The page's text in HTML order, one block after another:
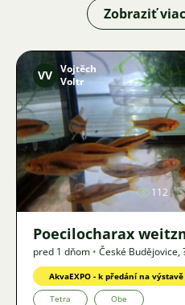
Zobraziť viac
VV Vojtěch
Voltr
112
Poecilocharax
pred 1 dňom • České Budějovice,
AkvaEXPO - k předání na výstavě
Tetra Obe